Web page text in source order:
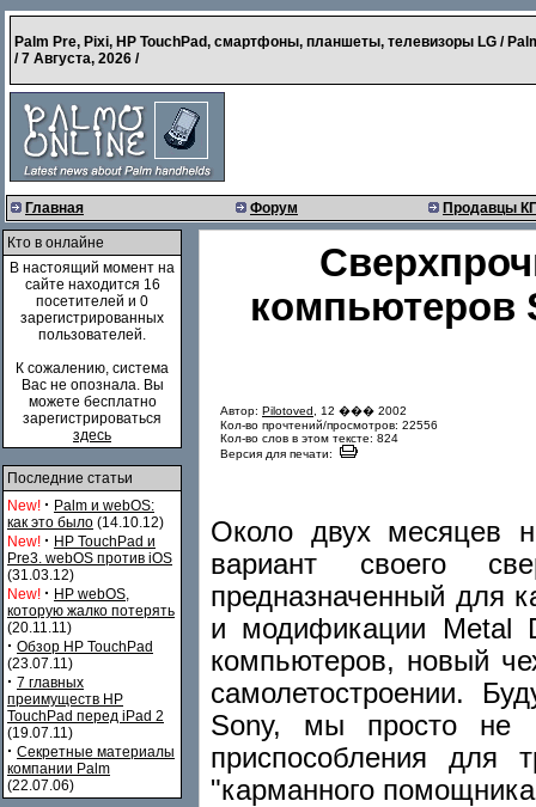
Palm Pre, Pixi, HP TouchPad, смартфоны, планшеты, телевизоры LG /
/7 Августа, 2026 /
Главная Форум Продавцы
Кто в онлайне
В настоящий момент на
сайте находится 16
посетителей и 0
зарегистрированных
пользователей.
К сожалению, система
Вас не опознала. Вы
можете бесплатно
зарегистрироваться
здесь
Последние статьи
New! · Palm и webOS:
как это было (14.10.12)
New! · HP TouchPad и
Pre3. webOS против iOS
(31.03.12)
New! · HP webOS,
которую жалко потерять
(20.11.11)
· Обзор HP TouchPad
(23.07.11)
· 7 главных
преимуществ HP
TouchPad перед iPad 2
(19.07.11)
· Секретные материалы
компании Palm
(22.07.06)
компьютеров
Автор: Pilotoved , 12 ��� 2002
Кол-во прочтений/просмотров: 22556
Кол-во слов в этом тексте: 824
Версия для печати:
Около двух месяцев
вариант своего
предназначенный для
и модификации Metal
компьютеров, новый
самолетостроении.
Sony, мы просто не
приспособления для
"карманного